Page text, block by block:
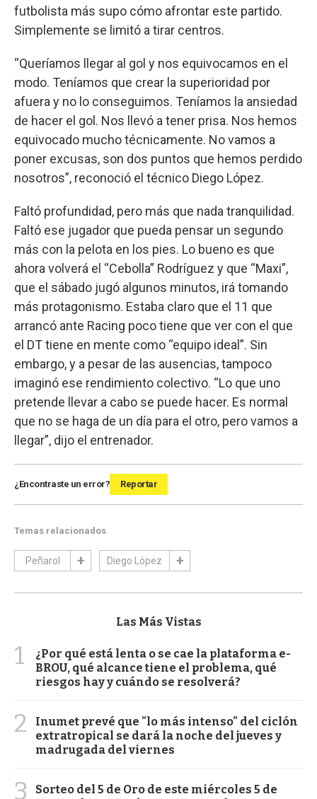
futbolista más supo cómo afrontar este partido.
Simplemente se limitó a tirar centros.
“Queríamos llegar al gol y nos equivocamos en el
modo. Teníamos que crear la superioridad por
afuera y no lo conseguimos. Teníamos la ansiedad
de hacer el gol. Nos llevó a tener prisa. Nos hemos
equivocado mucho técnicamente. No vamos a
poner excusas, son dos puntos que hemos perdido
nosotros”, reconoció el técnico Diego López.
Faltó profundidad, pero más que nada tranquilidad.
Faltó ese jugador que pueda pensar un segundo
más con la pelota en los pies. Lo bueno es que
ahora volverá el “Cebolla” Rodríguez y que “Maxi”,
que el sábado jugó algunos minutos, irá tomando
más protagonismo. Estaba claro que el 11 que
arrancó ante Racing poco tiene que ver con el que
el DT tiene en mente como “equipo ideal”. Sin
embargo, y a pesar de las ausencias, tampoco
imaginó ese rendimiento colectivo. “Lo que uno
pretende llevar a cabo se puede hacer. Es normal
que no se haga de un día para el otro, pero vamos a
llegar”, dijo el entrenador.
¿Encontraste un error? Reportar
Temas relacionados
Peñarol Diego López
Las Más Vistas
1
¿Por qué está lenta o se cae la plataforma e-
BROU, qué alcance tiene el problema, qué
riesgos hay y cuándo se resolverá?
2
Inumet prevé que "lo más intenso" del ciclón
extratropical se dará la noche del jueves y
madrugada del viernes
3
Sorteo del 5 de Oro de este miércoles 5 de